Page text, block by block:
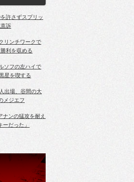
許さずスプリッ
訴
リンチワークで
利を収める
ソフの左ハイで
星を喫する
出場、谷間の大
メジエフ
ナンの猛攻を耐え
だった」